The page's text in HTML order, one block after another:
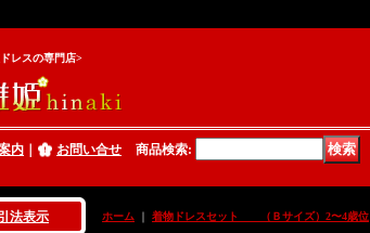
レスの専門店>
内 お問い合せ 商品検索:
法表示 ホーム ｜ 着物ドレスセット （Ｂサイズ）2〜4歳位